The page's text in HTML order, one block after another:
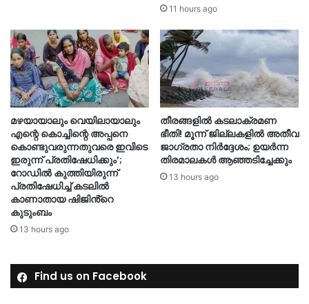
11 hours ago
മഴയായാലും വെയിലായാലും
എന്റെ കൊച്ചിന്റെ അപ്പനെ
കൊണ്ടുവരുന്നതുവരെ ഇവിടെ
ഇരുന്ന് പ്രതിഷേധിക്കും’;
റോഡില്‍ കുത്തിയിരുന്ന്
പ്രതിഷേധിച്ച് കടലില്‍
കാണാതായ ഷിജിൻ്റെ
കുടുംബം
13 hours ago
തീരങ്ങളില്‍ കടലാക്രമണ
ഭീതി! മൂന്ന് ജില്ലകളിൽ അതീവ
ജാഗ്രതാ നിർദ്ദേശം; ഉയർന്ന
തിരമാലകൾ ആഞ്ഞടിച്ചേക്കും
13 hours ago
Find us on Facebook